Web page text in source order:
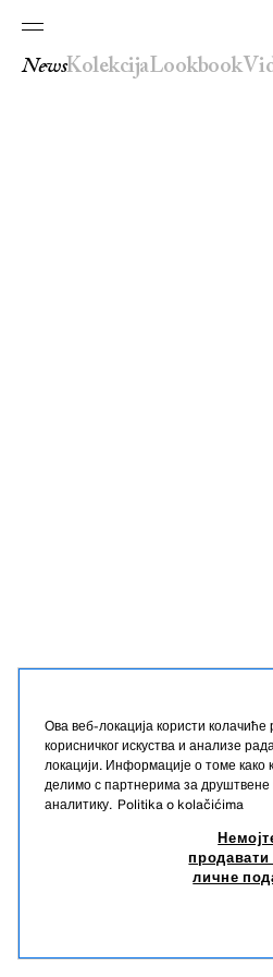
news kolekcija lookbook
Ова веб-локација користи
корисничког искуства и анализе
локацији. Информације о томе како
делимо с партнерима за
аналитику. Politika o kolačićima
продавати
личне